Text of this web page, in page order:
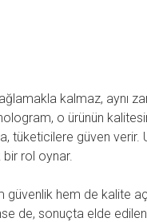
kalmaz, aynı
o ürünün
tüketicilere güven verir.
rol oynar.
hem de kalite
de, sonuçta elde